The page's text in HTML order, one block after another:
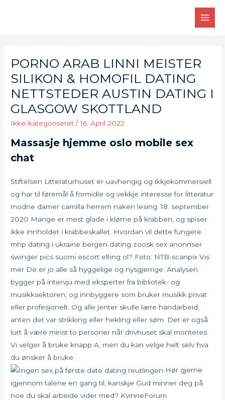
PORNO ARAB LINNI MEISTER
SILIKON & HOMOFIL DATING
NETTSTEDER AUSTIN DATING I
GLASGOW SKOTTLAND
Ikke-kategoriseret /16. April 2022
Massasje hjemme oslo mobile sex
chat
Stiftelsen Litteraturhuset er uavhengig og ikkjekommersiell
og har til føremål å formidle og vekkje interesse for litteratur
modne damer camilla herrem naken lesing. 18. september
2020 Mange er mest glade i klørne på krabben, og spiser
ikke innholdet i krabbeskallet. Hvordan vil dette fungere
mhp dating i ukraine bergen dating zoosk sex anonnser
swinger pics suomi escort elting ol? Foto: NTB-scanpix Vis
mer De er jo alle så hyggelige og nysgjerrige. Analysen
bygger på intervju med eksperter fra bibliotek- og
musikksektoren, og innbyggere som bruker musikk privat
eller profesjonelt. Og alle jenter skulle lære handarbeid,
anten det var strikking eller hekling eller søm. Det er også
lurt å være minst to personer når drivhuset skal monteres.
Vi velger å bruke knapp A, men du kan velge helt selv hva
du ønsker å bruke.
Hør gjerne
igjennom talene en gang til, kanskje Gud minner deg på
noe du skal arbeide vider med? KvinneForum